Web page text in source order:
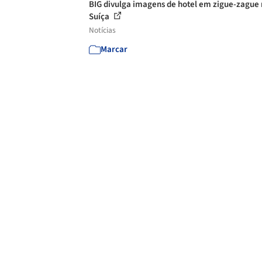
BIG divulga imagens de hotel em zigue-zague
Suíça
Notícias
Marcar